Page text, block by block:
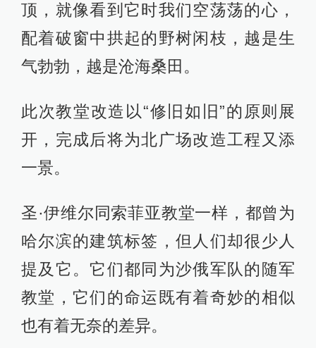
顶，就像看到它时我们空荡荡的心，
配着破窗中拱起的野树闲枝，越是生
气勃勃，越是沧海桑田。
此次教堂改造以“修旧如旧”的原则展
开，完成后将为北广场改造工程又添
一景。
圣·伊维尔同索菲亚教堂一样，都曾为
哈尔滨的建筑标签，但人们却很少人
提及它。它们都同为沙俄军队的随军
教堂，它们的命运既有着奇妙的相似
也有着无奈的差异。